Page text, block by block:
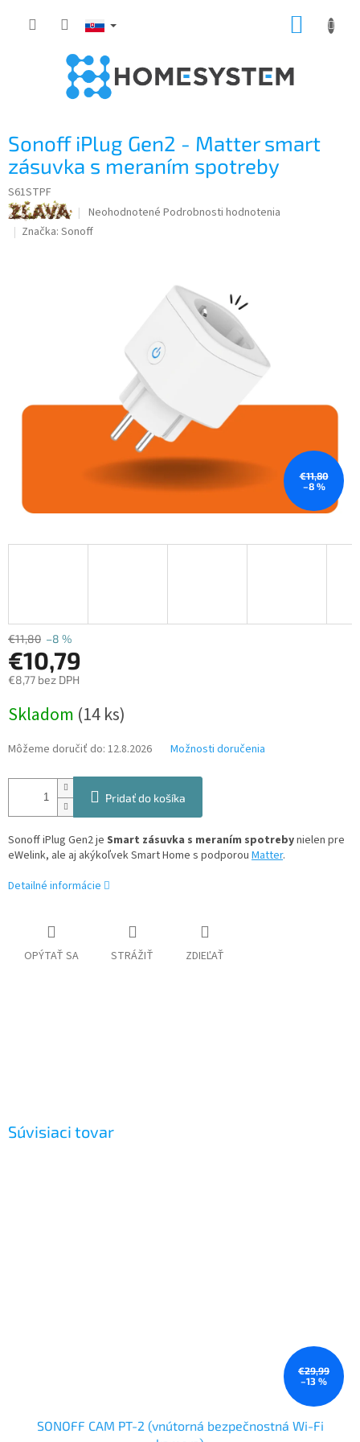
Sonoff iPlug Gen2 - Matter smart
zásuvka s meraním spotreby
S61STPF
Priemerné
hodnotenie
Neohodnotené Podrobnosti hodnotenia
Značka: Sonoff
€11,80
–8 %
€11,80 –8 %
€10,79
€8,77 bez DPH
cena:
Skladom (14 ks)
Môžeme doručiť do: 12.8.2026 Možnosti doručenia
Pridať do košíka
Sonoff iPlug Gen2 je Smart zásuvka s meraním spotrebynielen pre
eWelink, ale aj akýkoľvek Smart Home s podporou Matter.
Detailné informácie
OPÝTAŤ SA STRÁŽIŤ ZDIEĽAŤ
Súvisiaci tovar
€29,99
–13 %
SONOFF CAM PT-2 (vnútorná bezpečnostná Wi-Fi